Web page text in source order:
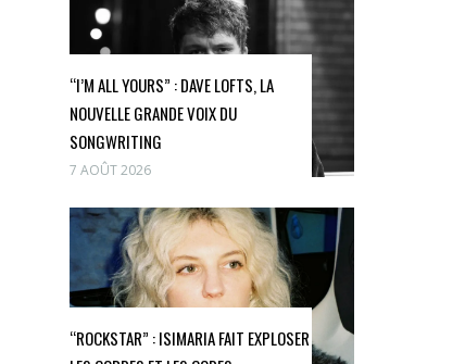
“I’M ALL YOURS” : DAVE LOFTS, LA
NOUVELLE GRANDE VOIX DU
SONGWRITING
7 AOÛT 2026
“ROCKSTAR” : ISIMARIA FAIT EXPLOSER